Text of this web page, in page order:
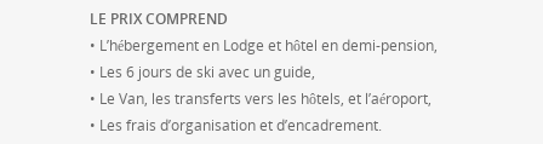
LE PRIX COMPREND
• L’hébergement en Lodge et hôtel en demi-pension,
• Les 6 jours de ski avec un guide,
• Le Van, les transferts vers les hôtels, et l’aéroport,
• Les frais d’organisation et d’encadrement.